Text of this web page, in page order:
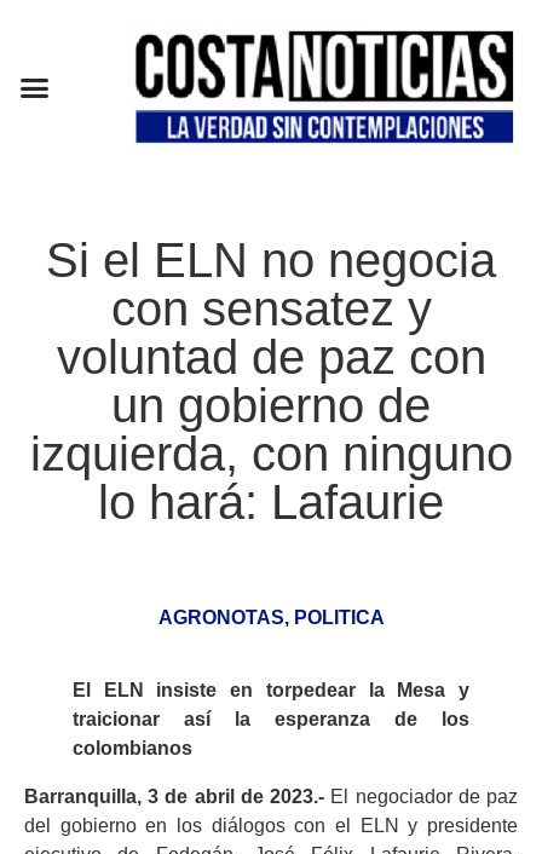
Si el ELN no negocia
con sensatez y
voluntad de paz con
un gobierno de
izquierda, con ninguno
lo hará: Lafaurie
AGRONOTAS, POLITICA
El ELN insiste en torpedear la Mesa y
traicionar así la esperanza de los
colombianos
Barranquilla, 3 de abril de 2023.- El negociador de paz
del gobierno en los diálogos con el ELN y presidente